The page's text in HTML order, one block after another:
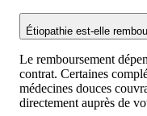
Étiopathie est-elle
Le remboursement
contrat. Certaines
médecines douces
directement auprès de